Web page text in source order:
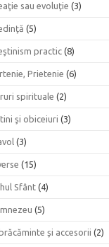
sau evoluţie (3)
(5)
practic (8)
Prietenie (6)
spirituale (2)
şi obiceiuri (3)
(3)
(15)
Sfânt (4)
(5)
şi accesorii (2)